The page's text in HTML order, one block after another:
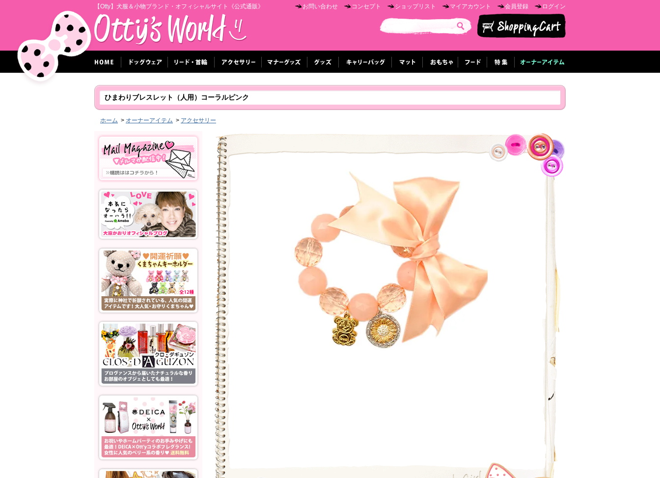
【Otty】犬服＆小物ブランド・オフィシャルサイト《公式通販》 ログイン
会員登録
マイアカウント
ショップリスト
コンセプト
お問い合わせ
ひまわりブレスレット（人用）コーラルピンク
ホーム > オーナーアイテム > アクセサリー